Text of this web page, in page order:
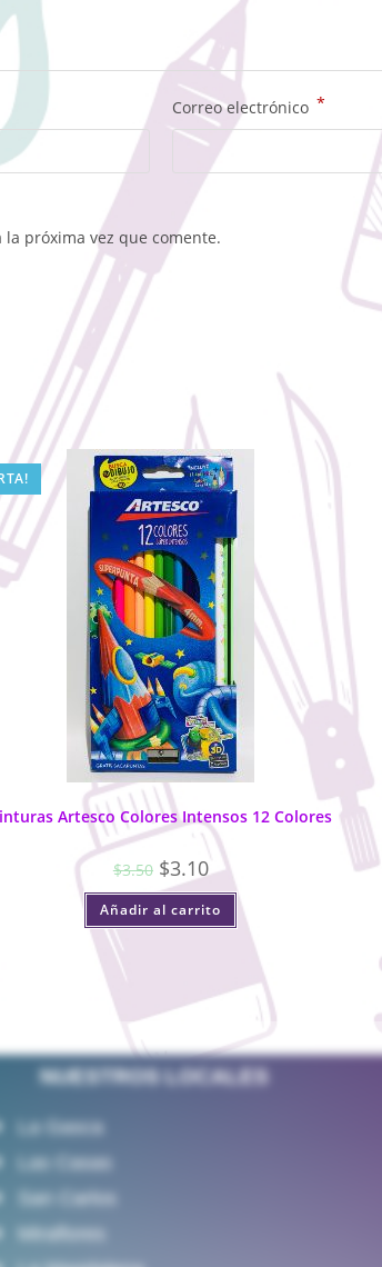
Correo electrónico *
próxima vez que comente.
Artesco Colores Intensos 12 Colores
$3.50 $3.10
Añadir al carrito
NUESTROS LOCALES
La Gasca
Las Casas
San Carlos
Miraflores